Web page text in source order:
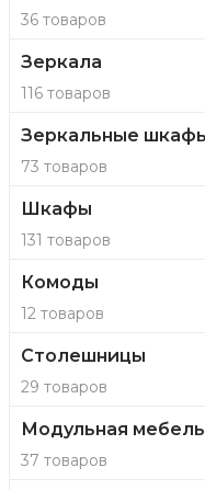
36 товаров
Зеркала
116 товаров
Зеркальные
73 товаров
Шкафы
131 товаров
Комоды
12 товаров
Столешницы
29 товаров
Модульная мебель
37 товаров